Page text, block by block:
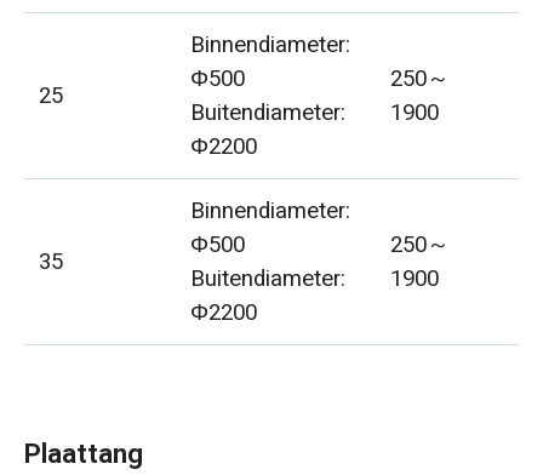
25
Binnendiameter:
Φ500
Buitendiameter:
Φ2200
250～
1900
35
Binnendiameter:
Φ500
Buitendiameter:
Φ2200
250～
1900
Plaattang